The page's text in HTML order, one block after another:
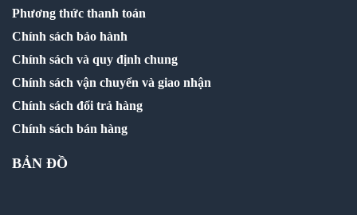
Phương thức thanh toán
Chính sách bảo hành
Chính sách và quy định chung
Chính sách vận chuyển và giao nhận
Chính sách đổi trả hàng
Chính sách bán hàng
BẢN ĐỒ